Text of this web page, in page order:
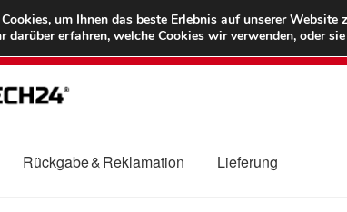
LIEFERUNG ab 6 EUR
Rückgabe & Reklamation Lieferung
um Ihnen das beste Erlebnis auf unserer Website
darüber erfahren, welche Cookies wir verwenden, oder